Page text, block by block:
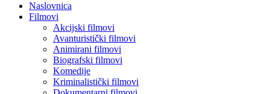
Naslovnica
Filmovi
Akcijski filmovi
Avanturistički filmovi
Animirani filmovi
Biografski filmovi
Komedije
Kriminalistički filmovi